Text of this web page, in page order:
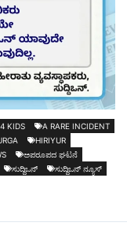
KIDS
A RARE INCIDENT
HIRIYUR
ಅಪರೂಪದ ಘಟನೆ
ಸುದ್ದಿಒನ್
ಸುದ್ದಿಒನ್ ನ್ಯೂಸ್